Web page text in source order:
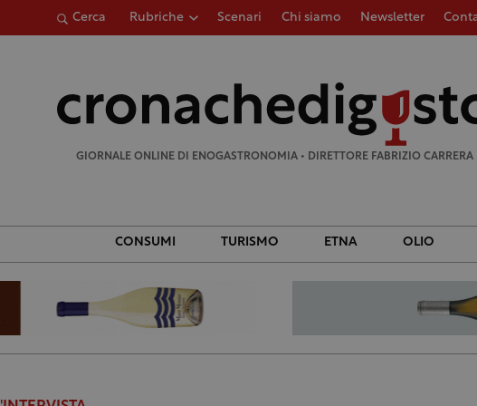
Cerca Rubriche Scenari Chi siamo Newsletter
GIORNALE ONLINE DI ENOGASTRONOMIA • DIRETTORE FABRIZIO CARRERA
CONSUMI TURISMO ETNA OLIO